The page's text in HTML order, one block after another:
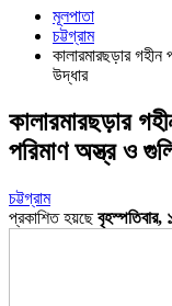
মূলপাতা
চট্টগ্রাম
কালারমারছড়ার গহীন
উদ্ধার
কালারমারছড়ার
পরিমাণ অস্ত্র ও
চট্টগ্রাম
প্রকাশিত হয়ছেবৃহস্পতিবার,